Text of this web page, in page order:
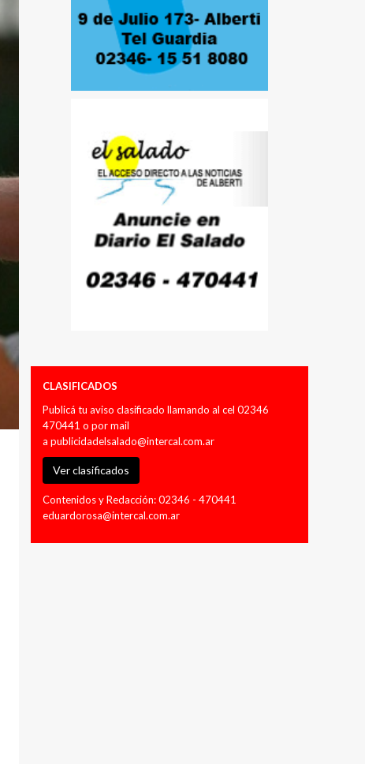
CLASIFICADOS
Publicá tu aviso clasificado llamando al cel 02346
470441 o por mail
a publicidadelsalado@intercal.com.ar
Ver clasificados
Contenidos y Redacción: 02346 - 470441
eduardorosa@intercal.com.ar